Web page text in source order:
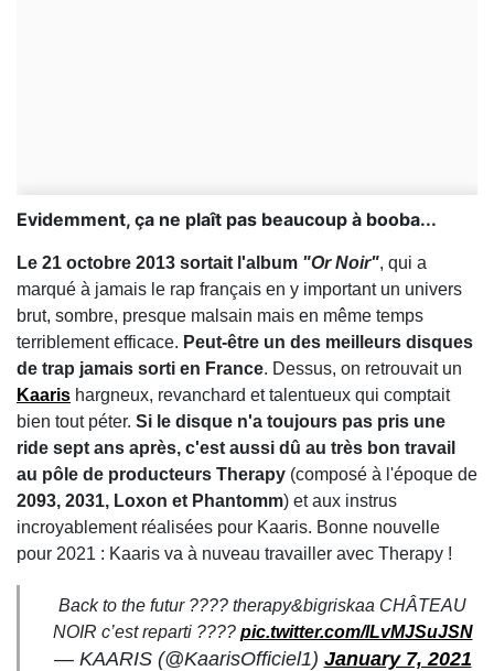
Evidemment, ça ne plaît pas beaucoup à booba...
Le 21 octobre 2013 sortait l'album "Or Noir", qui a
marqué à jamais le rap français en y important un univers
brut, sombre, presque malsain mais en même temps
terriblement efficace. Peut-être un des meilleurs disques
de trap jamais sorti en France. Dessus, on retrouvait un
Kaaris hargneux, revanchard et talentueux qui comptait
bien tout péter. Si le disque n'a toujours pas pris une
ride sept ans après, c'est aussi dû au très bon travail
au pôle de producteurs Therapy (composé à l'époque de
2093, 2031, Loxon et Phantomm) et aux instrus
incroyablement réalisées pour Kaaris. Bonne nouvelle
pour 2021 : Kaaris va à nuveau travailler avec Therapy !
Back to the futur ???? therapy&bigriskaa CHÂTEAU
NOIR c’est reparti ???? pic.twitter.com/lLvMJSuJSN
— KAARIS (@KaarisOfficiel1) January 7, 2021